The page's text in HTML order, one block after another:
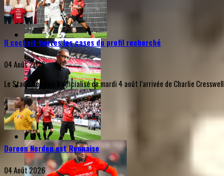
Il cochait toutes les cases du profil recherché
04 Août 2026
Le Stade Rennais a officialisé ce mardi 4 août l’arrivée de Charlie
Doreen Norden est Rennaise
04 Août 2026